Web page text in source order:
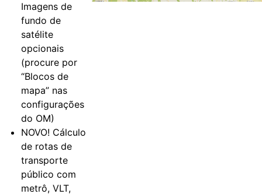
Imagens de
fundo de
satélite
opcionais
(procure por
“Blocos de
mapa” nas
configurações
do OM)
NOVO! Cálculo
de rotas de
transporte
público com
metrô, VLT,